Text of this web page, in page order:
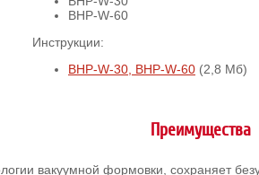
BHP-W-60
Инструкции:
BHP-W-30, BHP-W-60 (2,8 Мб)
Преимущества
вакуумной формовки, сохраняет